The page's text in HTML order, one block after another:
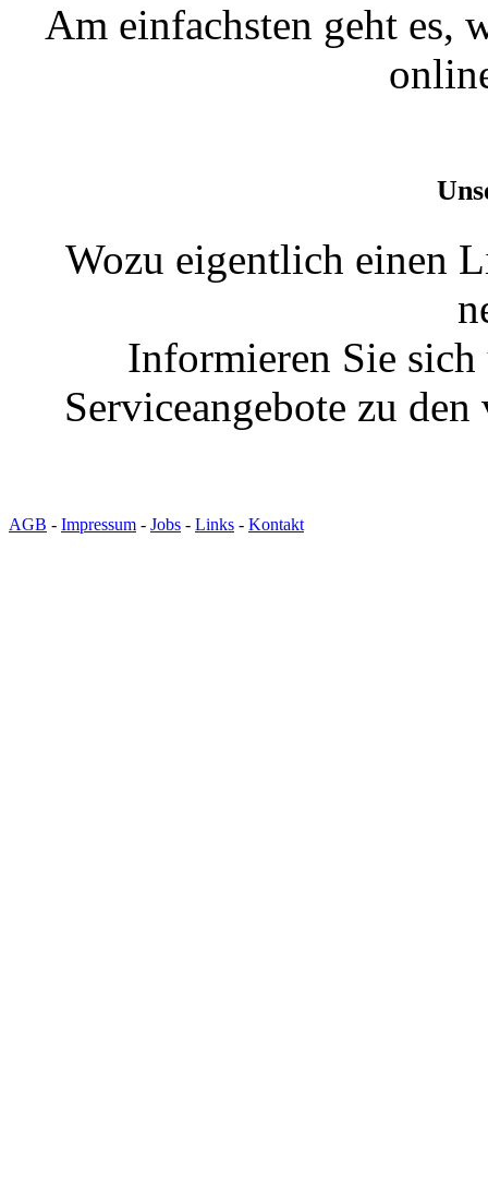
Am einfachsten geht es,
Wozu eigentlich einen
Informieren Sie sich
Serviceangebote zu
AGB - Impressum - Jobs - Links - Kontakt